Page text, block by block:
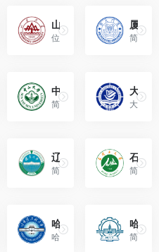
山东大学（Shandong University）
位于山东省济南市，是中华人民共和国教育部直属全国重点大学，中央直管副部级建制。
厦门大学（Xiamen University）
简称厦大（XMU），位于福建省厦门市，是由中华人民共和国教育部直属副部级综合性研究型全国重点大学，教育部、国家国防科技工业局、福建省和厦门市重点共建高校。
中山大学（Sun Yat-sen University）
简称中大，位于广东省广州市，由中华人民共和国教育部直属，是教育部、国家国防科技工业局和广东省共建的综合性全国重点大学。
大连海事大学（Dalian Maritime University）
大连海事大学位于辽宁省大连市，是中华人民共和国交通运输部所属的全国重点大学，是国家“双一流”建设高校。
辽宁大学（Liaoning University）
简称“辽大”，位于辽宁省沈阳市，是国家“双一流”建设高校、国家“211工程”重点建设大学、辽宁省一流大学重点建设高校。
石河子大学（Shihezi University）
简称“石大”，位于新疆石河子市，由教育部和新疆生产建设兵团共建，是国家“双一流”建设高校、部省合作共建高校、国家“211工程”重点建设高校。
哈尔滨工程大学（Harbin Engineering University）
哈尔滨工程大学位于黑龙江省哈尔滨市，是一所国家工业和信息化部主管的全国重点大学。
哈尔滨工业大学（Harbin Institute of Technology）
简称哈工大，位于黑龙江省哈尔滨市南岗区，是由工业和信息化部直属的全国重点大学。